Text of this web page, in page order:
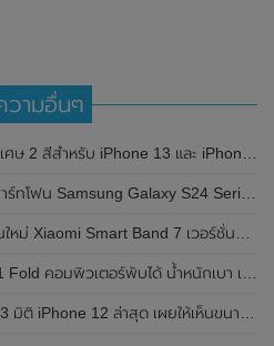
วามอื่นๆ
13 และ iPhone 13 Pro (สีเขียวอัลไพน์และสีเขียวธรรมดา)
S24 Series ทั้ง 3 รุ่น โชว์ดีไซน์ชัดแจ๋วพร้อมตัวเลือกสี
อร์ชั่นวางขายทั่วโลกอย่างเป็นทางการแล้ว มาพร้อมฟีเจอร์เด็ดๆเพียบ
มพิวเตอร์พับได้ น้ำหนักเบา เครื่องแรกของโลก
ด เผยให้เห็นขนาดของหน้าจอ 5.3 นิ้ว , 5.9 นิ้ว และ 6.4 นิ้ว